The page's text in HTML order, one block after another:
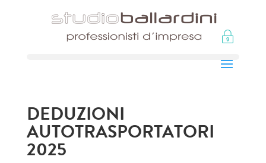
DEDUZIONI
AUTOTRASPORTATORI
2025